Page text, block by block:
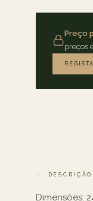
Preço
preços
DESCRIÇÃO
Dimensões: